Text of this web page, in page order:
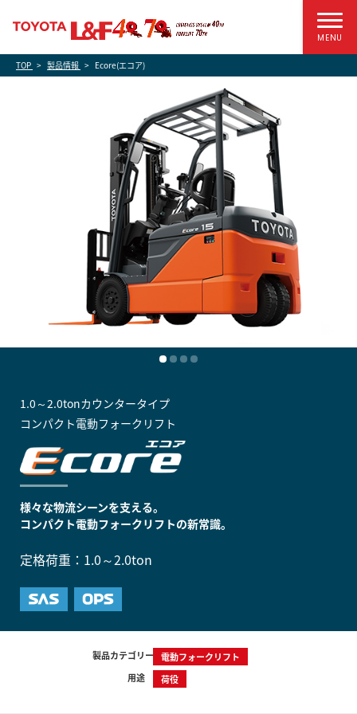
MENU
TOP 製品情報 Ecore(エコア)
1.0～2.0tonカウンタータイプ
コンパクト電動フォークリフト
様々な物流シーンを支える。
コンパクト電動フォークリフトの新常識。
定格荷重：1.0～2.0ton
製品カテゴリー
電動フォークリフト
用途
荷役